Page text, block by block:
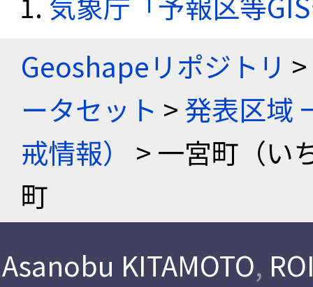
Geoshapeリポジトリ >
ータセット >発表区域
戒情報）
> 一宮町（い
町
Asanobu KITAMOTO,